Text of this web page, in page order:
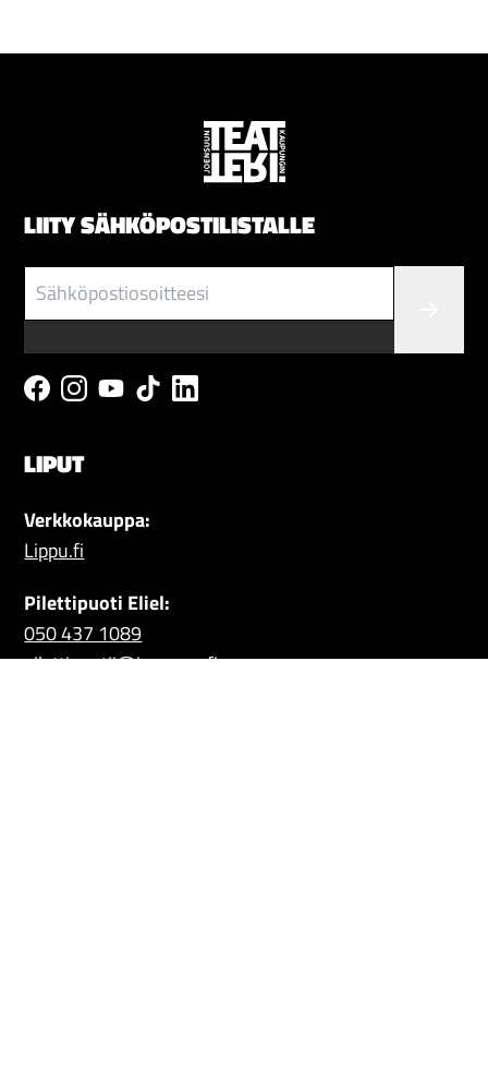
LIITY SÄHKÖPOSTILISTALLE
LIPUT
Verkkokauppa:
Lippu.fi
Pilettipuoti Eliel:
050 437 1089
pilettipuotii@joensuu.fi